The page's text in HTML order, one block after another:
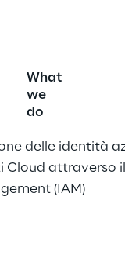
What
we
do
Cloud
delle identità
Cloud attraverso
(IAM)